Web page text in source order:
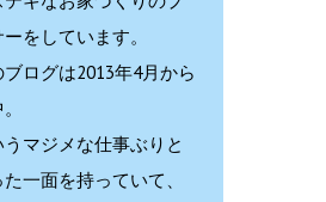
をしています。
ブログは2013年4月から
うマジメな仕事ぶりと
一面を持っていて、